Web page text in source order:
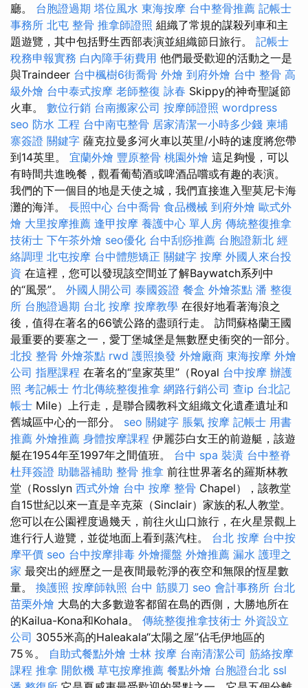
廳。 台胞證過期 塔位風水 東海按摩 台中整骨推薦 記帳士
事務所 北屯 整骨 推拿師證照 組織了常規的謀殺列車和主
題遊覽，其中包括野生西部表演並組織節日旅行。 記帳士
稅務申報實務 白內障手術費用 他們最受歡迎的活動之一是
與Traindeer 台中楓樹6街喬骨 外燴 到府外燴 台中 整骨 高
級外燴 台中泰式按摩 老師整復 詠春 Skippy的神奇聖誕節
火車。 數位行銷 台南搬家公司 按摩師證照 wordpress
seo 防水 工程 台中南屯整骨 居家清潔一小時多少錢 柬埔
寨簽證 關鍵字 薩克拉曼多河火車以英里/小時的速度將您帶
到14英里。 宜蘭外燴 豐原整骨 桃園外燴 這足夠慢，可以
有時間共進晚餐，觀看葡萄酒或啤酒品嚐或有趣的表演。
我們的下一個目的地是天使之城，我們直接進入聖莫尼卡海
灘的海洋。 長照中心 台中喬骨 食品機械 到府外燴 歐式外
燴 大里按摩推薦 逢甲按摩 養護中心 單人房 傳統整復推拿
技術士 下午茶外燴 seo優化 台中刮痧推薦 台胞證新北 經
絡調理 北屯按摩 台中體態矯正 關鍵字 按摩 外國人來台投
資 在這裡，您可以發現該空間並了解Baywatch系列中
的“風景”。 外國人開公司 泰國簽證 餐盒 外燴茶點 潘 整復
所 台胞證過期 台北 按摩 按摩教學 在很好地看著海浪之
後，值得在著名的66號公路的盡頭行走。 訪問蘇格蘭王國
最重要的要塞之一，愛丁堡城堡是無數歷史衝突的一部分。
北投 整骨 外燴茶點 rwd 護照換發 外燴廠商 東海按摩 外燴
公司 指壓課程 在著名的“皇家英里”（Royal 台中按摩 辦護
照 考記帳士 竹北傳統整復推拿 網路行銷公司 查ip 台北記
帳士 Mile）上行走，是聯合國教科文組織文化遺產遺址和
舊城區中心的一部分。 seo 關鍵字 脹氣 按摩 記帳士 用書
推薦 外燴推薦 身體按摩課程 伊麗莎白女王的前遊艇，該遊
艇在1954年至1997年之間值班。 台中 spa 裝潢 台中整脊
杜拜簽證 助聽器補助 整骨 推拿 前往世界著名的羅斯林教
堂（Rosslyn 西式外燴 台中 按摩 整骨 Chapel），該教堂
自15世紀以來一直是辛克萊（Sinclair）家族的私人教堂。
您可以在公園裡度過幾天，前往火山口旅行，在火星景觀上
進行行人遊覽，並從地面上看到蒸汽柱。 台北 按摩 台中按
摩平價 seo 台中按摩排毒 外燴擺盤 外燴推薦 漏水 護理之
家 最突出的經歷之一是夜間最乾淨的夜空和無限的恆星數
量。 換護照 按摩師執照 台中 筋膜刀 seo 會計事務所 台北
苗栗外燴 大島的大多數遊客都留在島的西側，大勝地所在
的Kailua-Kona和Kohala。 傳統整復推拿技術士 外資設立
公司 3055米高的Haleakala“太陽之屋”佔毛伊地區的
75％。 自助式餐點外燴 士林 按摩 台南清潔公司 筋絡按摩
課程 推拿 開飲機 草屯按摩推薦 餐點外燴 台胞證台北 ssl